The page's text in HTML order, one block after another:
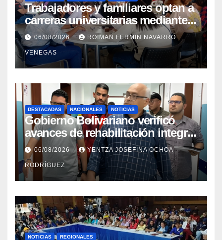
Trabajadores y familiares optan a
carreras universitarias mediante
convenio entre MinSalud y la
UCV
06/08/2026 ROIMAN FERMIN NAVARRO
VENEGAS
DESTACADAS NACIONALES NOTICIAS
Gobierno Bolivariano verificó
avances de rehabilitación integral
en el Hospital Dr. José María
Vargas
06/08/2026 YENTZA JOSEFINA OCHOA
RODRÍGUEZ
NOTICIAS REGIONALES